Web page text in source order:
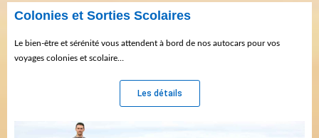
Colonies et Sorties Scolaires
Le bien-être et sérénité vous attendent à bord de nos autocars pour vos
voyages colonies et scolaire…
Les détails